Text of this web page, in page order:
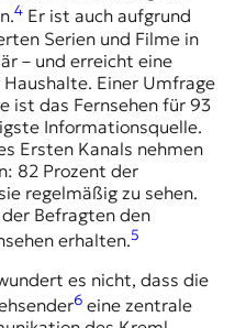
4Er ist auch aufgrund
Serien und Filme in
– und erreicht eine
Einer Umfrage
ist das Fernsehen für 93
Informationsquelle.
Ersten Kanals nehmen
82 Prozent der
regelmäßig zu sehen.
Befragten den
erhalten.5
es nicht, dass die
6eine zentrale